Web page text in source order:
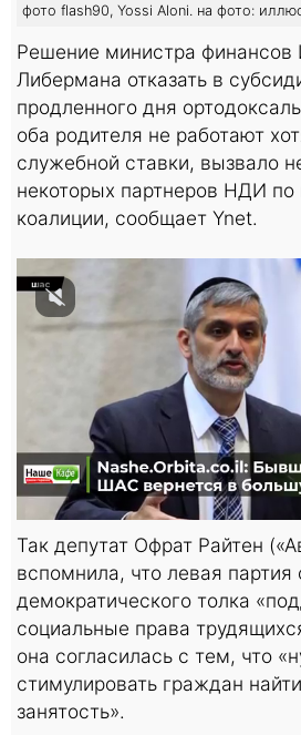
фото flash90, Yossi Aloni. на фото:
Решение министра финансов
Либермана отказать в
продленного дня
оба родителя не работают
служебной ставки, вызвало
некоторых партнеров НДИ
коалиции, сообщает Ynet.
Так депутат Офрат Райтен
вспомнила, что левая партия
демократического толка
социальные права
она согласилась с тем, что
стимулировать граждан
занятость».